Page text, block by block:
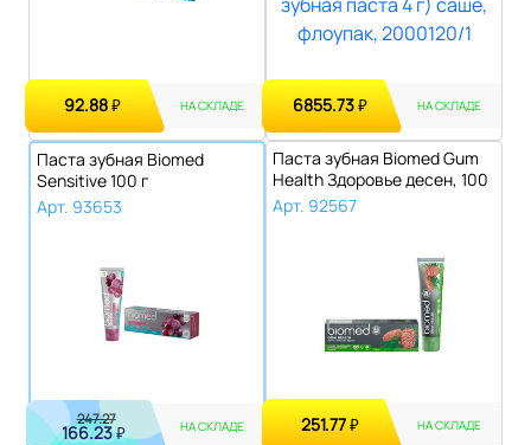
92.88₽ НА СКЛАДЕ 6855.73₽ НА СКЛАДЕ
Паста зубная Biomed
Sensitive 100 г
Арт. 93653
247.27
166.23₽ НА СКЛАДЕ
Паста зубная Biomed Gum
Health Здоровье десен, 100
г..
Арт. 92567
251.77₽ НА СКЛАДЕ